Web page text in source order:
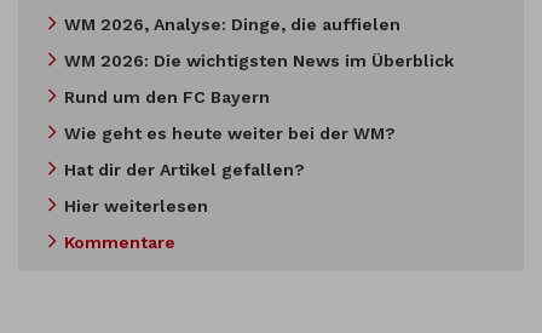
WM 2026, Analyse: Dinge, die auffielen
WM 2026: Die wichtigsten News im Überblick
Rund um den FC Bayern
Wie geht es heute weiter bei der WM?
Hat dir der Artikel gefallen?
Hier weiterlesen
Kommentare